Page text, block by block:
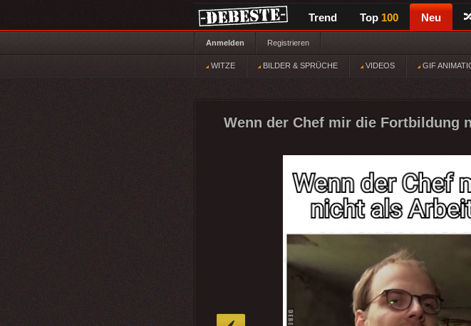
Trend Top 100 Neu
Anmelden Registrieren
WITZE BILDER & SPRÜCHE VIDEOS GIF
Wenn der Chef mir die Fortbildung